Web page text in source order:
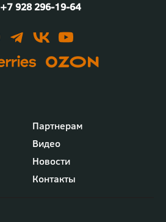
+7 928 296-19-64
Партнерам
Видео
Новости
Контакты